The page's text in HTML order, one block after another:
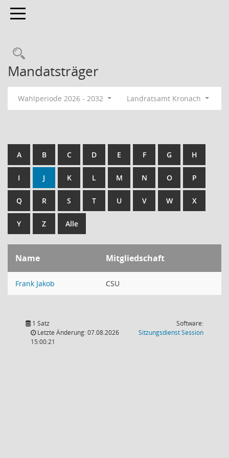
Toggle navigation
Rechercheauswahl
Mandatsträger
Wahlperiode 2026 - 2032 Landratsamt Kronach
A B C D E F G H
I J K L M N O P
Q R S T U V W X
Y Z Alle
Name Mitgliedschaft
Frank Jakob CSU
1 Satz
Letzte Änderung: 07.08.2026
15:00:21
Software:
SitzungsdienstSession(Wird in